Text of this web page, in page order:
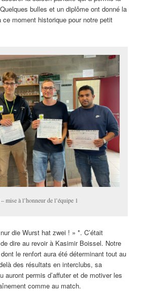
bulles et un diplôme ont donné la
moment historique pour notre petit
mise à l’honneur de l’équipe 1
die Wurst hat zwei ! » *. C’était
dire au revoir à Kasimir Boissel. Notre
le renfort aura été déterminant tout au
des résultats en interclubs, sa
auront permis d’affuter et de motiver les
comme au match.